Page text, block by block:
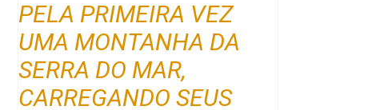
PELA PRIMEIRA VEZ
UMA MONTANHA DA
SERRA DO MAR,
CARREGANDO SEUS